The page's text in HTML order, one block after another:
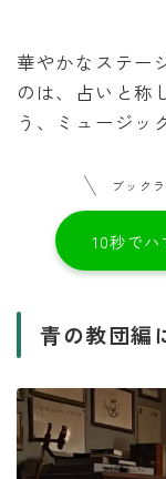
華やかなステー
のは、占いと称
う、ミュージッ
ブック
10秒でハ
青の教団編